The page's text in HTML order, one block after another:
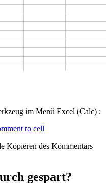
im Menü Excel (Calc) :
to cell
Kopieren des Kommentars
gespart?